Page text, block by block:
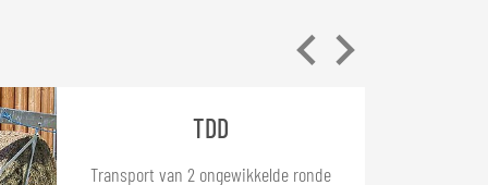
TDD
Transport van 2 ongewikkelde ronde